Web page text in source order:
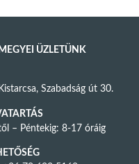
ÜZLETÜNK
Szabadság út 30.
– Péntekig: 8-17 óráig